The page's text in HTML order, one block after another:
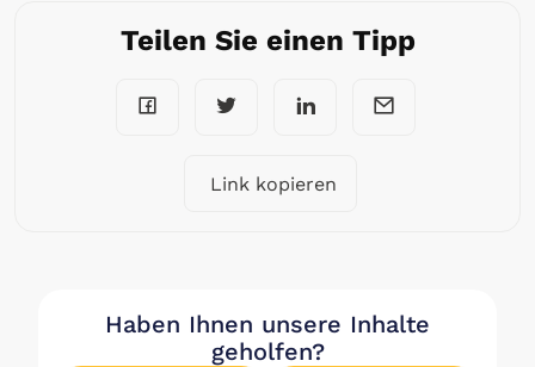
Teilen Sie einen Tipp
Link kopieren
Haben Ihnen unsere Inhalte
geholfen?